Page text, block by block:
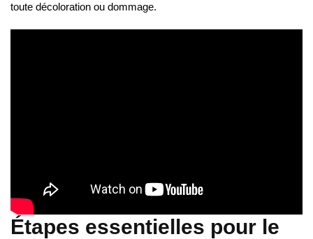
toute décoloration ou dommage.
Étapes essentielles pour le